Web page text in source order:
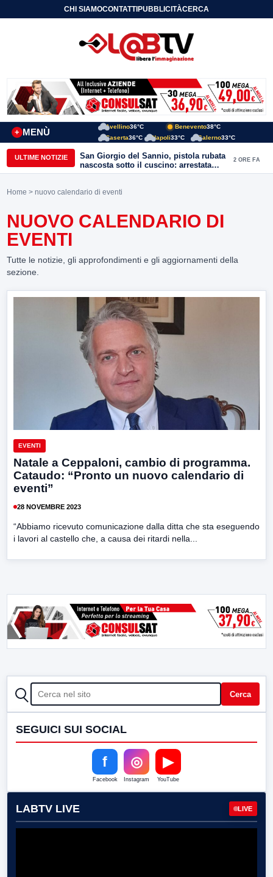
CHI SIAMOCONTATTIPUBBLICITÀCERCA
MENÙ
+
Avellino36°C Benevento38°C
Caserta36°C Napoli33°C Salerno33°C
ULTIME NOTIZIE
San Giorgio del Sannio, pistola rubata
nascosta sotto il cuscino: arrestata
51enne
2 ORE FA
Home > nuovo calendario di eventi
NUOVO CALENDARIO DI
EVENTI
Tutte le notizie, gli approfondimenti e gli aggiornamenti della
sezione.
EVENTI
Natale a Ceppaloni, cambio di programma.
Cataudo: “Pronto un nuovo calendario di
eventi”
28 NOVEMBRE 2023
“Abbiamo ricevuto comunicazione dalla ditta che sta eseguendo
i lavori al castello che, a causa dei ritardi nella...
CERCA Cerca
SEGUICI SUI SOCIAL
f
Facebook
◎
Instagram
▶
YouTube
LABTV LIVE LIVE